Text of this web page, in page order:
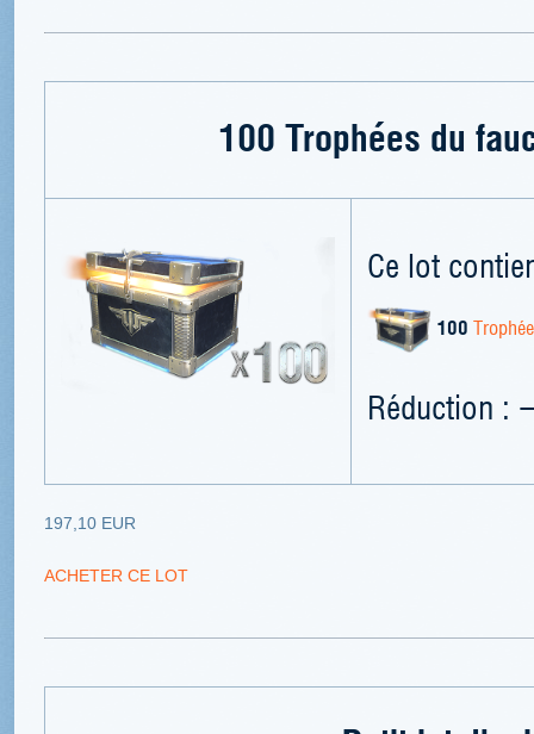
100 Trophées du
Ce lot
100
Réduction :
197,10 EUR
ACHETER CE LOT